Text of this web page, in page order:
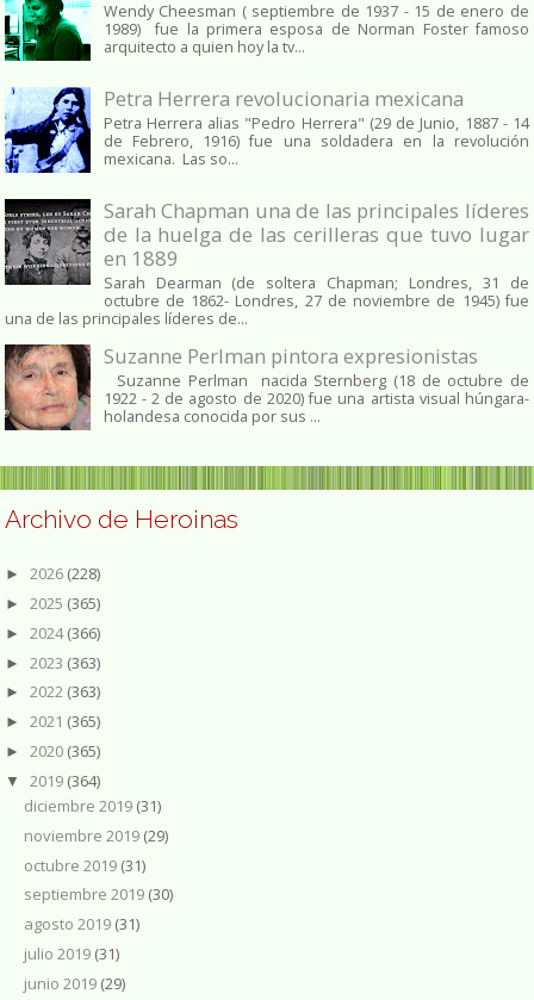
Wendy Cheesman ( septiembre de 1937 - 15 de enero de
1989) fue la primera esposa de Norman Foster famoso
arquitecto a quien hoy la tv...
Petra Herrera revolucionaria mexicana
Petra Herrera alias "Pedro Herrera" (29 de Junio, 1887 - 14
de Febrero, 1916) fue una soldadera en la revolución
mexicana. Las so...
Sarah Chapman una de las principales líderes
de la huelga de las cerilleras que tuvo lugar
en 1889
Sarah Dearman (de soltera Chapman; Londres, 31 de
octubre de 1862​- Londres, 27 de noviembre de 1945)​ fue
una de las principales líderes de...
Suzanne Perlman pintora expresionistas
Suzanne Perlman nacida Sternberg (18 de octubre de
1922 - 2 de agosto de 2020) fue una artista visual húngara-
holandesa conocida por sus ...
Archivo de Heroinas
► 2026 (228)
► 2025 (365)
► 2024(366)
► 2023 (363)
► 2022 (363)
► 2021 (365)
► 2020 (365)
▼ 2019 (364)
diciembre 2019 (31)
noviembre 2019 (29)
octubre 2019 (31)
septiembre 2019 (30)
agosto 2019 (31)
julio 2019 (31)
junio 2019 (29)